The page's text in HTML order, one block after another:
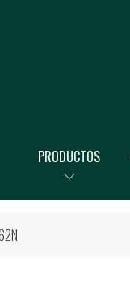
PRODUCTOS